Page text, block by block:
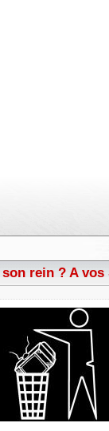
rein ? A vos